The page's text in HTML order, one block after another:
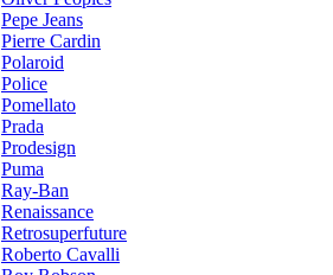
Pepe Jeans
Pierre Cardin
Polaroid
Police
Pomellato
Prada
Prodesign
Puma
Ray-Ban
Renaissance
Retrosuperfuture
Roberto Cavalli